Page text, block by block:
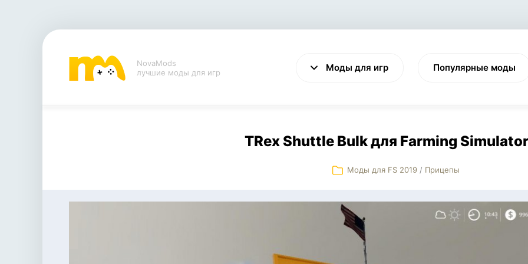
NovaMods
лучшие моды для игр
Моды для игр
VALHEIM CYBERPUNK 2077
Популярные моды
TRex Shuttle Bulk для Farming
Моды для FS 2019 / Прицепы